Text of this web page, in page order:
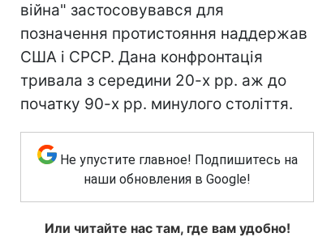
війна" застосовувався для
позначення протистояння наддержав
США і СРСР. Дана конфронтація
тривала з середини 20-х рр. аж до
початку 90-х рр. минулого століття.
Не упустите главное! Подпишитесь на
наши обновления в Google!
Или читайте нас там, где вам удобно!